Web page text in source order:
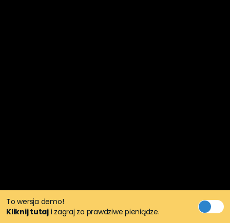
To wersja demo!
Kliknij tutaji zagraj za prawdziwe pieniądze.